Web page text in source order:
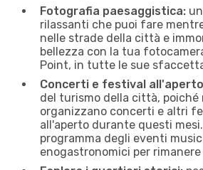
Fotografia paesaggistica:
rilassanti che puoi fare
nelle strade della città e
bellezza con la tua
Point, in tutte le sue
Concerti e festival
del turismo della città,
organizzano concerti e altri
all'aperto durante questi
programma degli eventi
enogastronomici per